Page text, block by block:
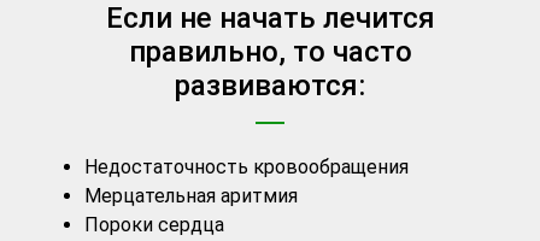
Если не начать лечится
правильно, то часто
развиваются:
Недостаточность кровообращения
Мерцательная аритмия
Пороки сердца